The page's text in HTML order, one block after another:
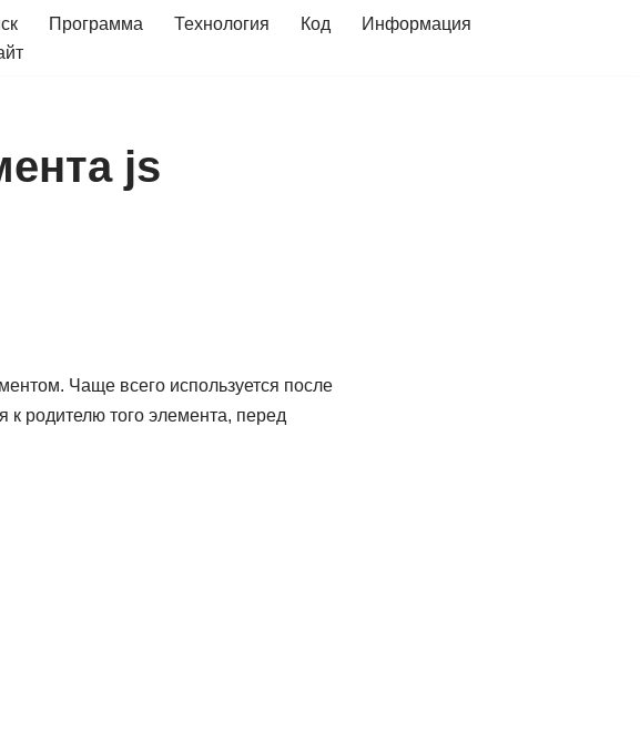
Программа Технология Код
Информация
js
Чаще всего используется после
родителю того элемента, перед